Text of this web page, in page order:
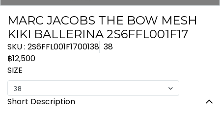
MARC JACOBS THE BOW MESH
KIKI BALLERINA 2S6FFL001F17
SKU : 2S6FFL001F1700138 38
฿12,500
SIZE
38
Short Description